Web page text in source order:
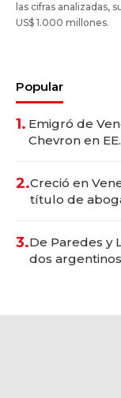
las cifras analizadas,
US$ 1.000 millones.
Popular
1. Emigró de
Chevron en
2.Creció en
título de
3.De Paredes y
dos